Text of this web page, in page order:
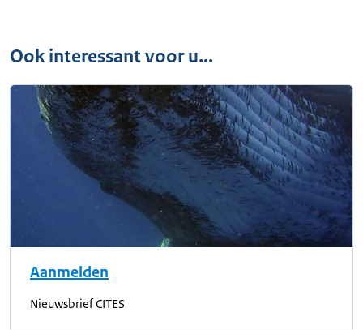
Ook interessant voor u...
Aanmelden
Nieuwsbrief CITES